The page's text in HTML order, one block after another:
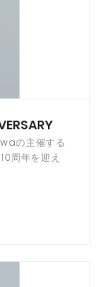
の主催する
周年を迎え